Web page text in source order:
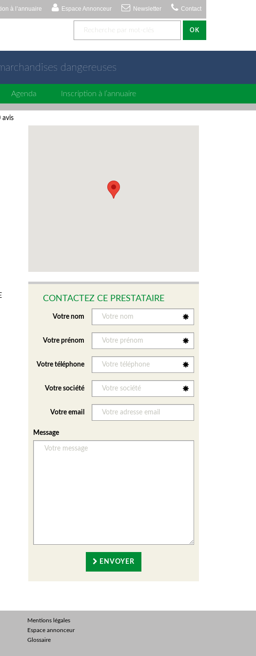
à l’annuaire Espace Annonceur Newsletter Contact
OK
dangereuses
Agenda Inscription à l’annuaire
avis
CONTACTEZ CE PRESTATAIRE
Votre nom
Votre prénom
Votre téléphone
Votre société
Votre email
Message
ENVOYER
Mentions légales
Espace annonceur
Glossaire